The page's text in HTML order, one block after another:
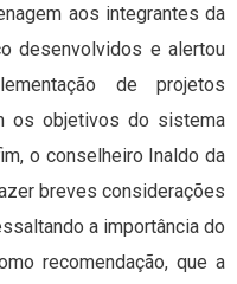
aos integrantes da
desenvolvidos e alertou
de projetos
os objetivos do sistema
o conselheiro Inaldo da
breves considerações
a importância do
recomendação, que a